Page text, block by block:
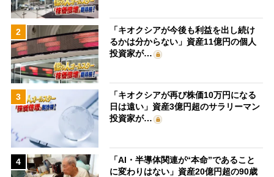
2
「キオクシアが今後も利益を出し続け
るかは分からない」資産11億円の個人
投資家が…
3
「キオクシアが再び株価10万円になる
日は遠い」資産3億円超のサラリーマン
投資家が…
4
「AI・半導体関連が“本命”であること
に変わりはない」資産20億円超の90歳